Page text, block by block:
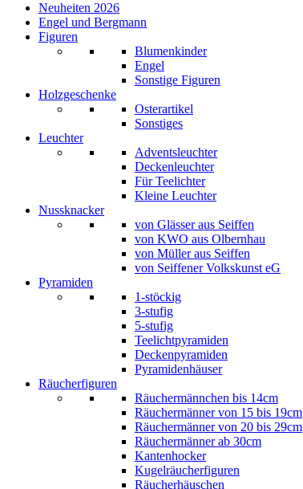
Neuheiten 2026
Engel und Bergmann
Figuren
Blumenkinder
Engel
Sonstige Figuren
Holzgeschenke
Osterartikel
Sonstiges
Leuchter
Adventsleuchter
Deckenleuchter
Für Teelichter
Kleine Leuchter
Nussknacker
von Glässer aus Seiffen
von KWO aus Olbernhau
von Müller aus Seiffen
von Seiffener Volkskunst eG
Pyramiden
1-stöckig
3-stufig
5-stufig
Teelichtpyramiden
Deckenpyramiden
Pyramidenhäuser
Räucherfiguren
Räuchermännchen bis 14cm
Räuchermänner von 15 bis 19cm
Räuchermänner von 20 bis 29cm
Räuchermänner ab 30cm
Kantenhocker
Kugelräucherfiguren
Räucherhäuschen